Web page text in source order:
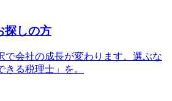
探しの方
で会社の成長が変わります。選ぶな
きる税理士」を。